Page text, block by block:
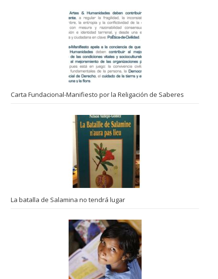
Carta Fundacional-Manifiesto por la Religación de Saberes
La batalla de Salamina no tendrá lugar